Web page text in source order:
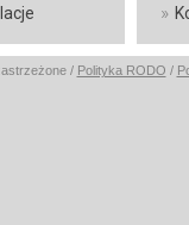
»
/ Polityka RODO /